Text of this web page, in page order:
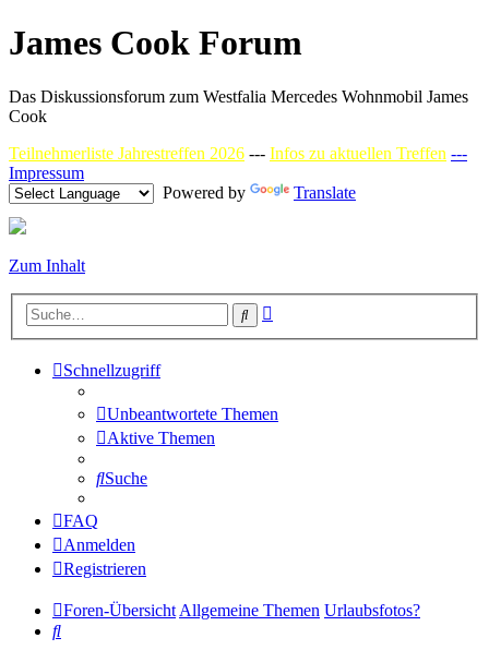
James Cook Forum
Das Diskussionsforum zum Westfalia Mercedes Wohnmobil James
Cook
Teilnehmerliste Jahrestreffen 2026 --- Infos zu aktuellen Treffen ---
Impressum
Powered by
Translate
Zum Inhalt
Suche
Schnellzugriff
Unbeantwortete Themen
Aktive Themen
Suche
FAQ
Anmelden
Registrieren
Foren-ÜbersichtAllgemeine Themen Urlaubsfotos?
Suche